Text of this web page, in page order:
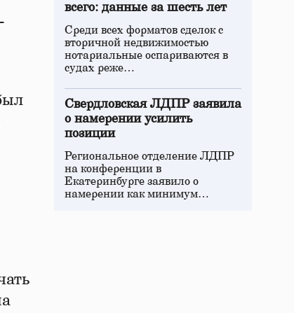
всего: данные за шесть лет
Среди всех форматов сделок с
вторичной недвижимостью
нотариальные оспариваются в
судах реже…
Свердловская ЛДПР заявила
о намерении усилить
позиции
Региональное отделение ЛДПР
на конференции в
Екатеринбурге заявило о
намерении как минимум…